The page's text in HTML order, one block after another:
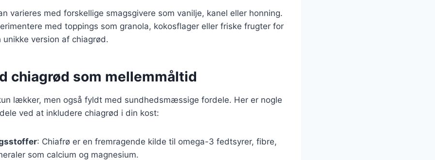
varieres med forskellige smagsgivere som vanilje, kanel eller honning.
med toppings som granola, kokosflager eller friske frugter for
version af chiagrød.
chiagrød som mellemmåltid
lækker, men også fyldt med sundhedsmæssige fordele. Her er nogle
ved at inkludere chiagrød i din kost:
: Chiafrø er en fremragende kilde til omega-3 fedtsyrer, fibre,
som calcium og magnesium.